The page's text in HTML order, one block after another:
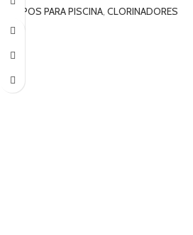
EQUIPOS PARA PISCINA, CLORINADORES